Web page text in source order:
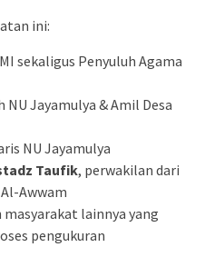
ini:
sekaligus Penyuluh Agama
NU Jayamulya & Amil Desa
NU Jayamulya
Taufik, perwakilan dari
Awwam
lainnya yang
pengukuran